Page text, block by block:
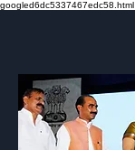
googled6dc5337467edc58.html